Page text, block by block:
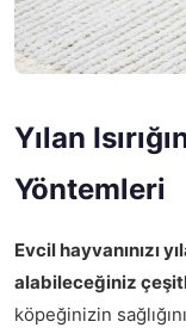
Yılan
Yöntemleri
Evcil hayvanınızı
alabileceğiniz
köpeğinizin